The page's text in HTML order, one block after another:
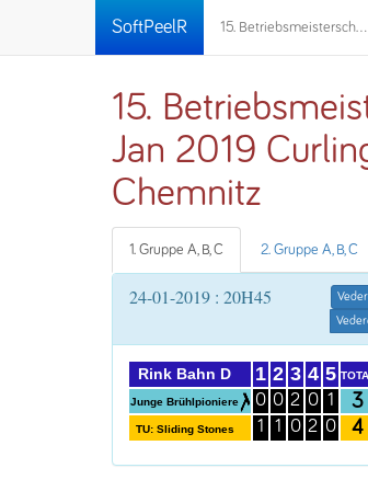
SoftPeelR 15. Betriebsmeistersch...
15.
Jan 2019
Chemnitz
1. Gruppe A, B, C 2. Gruppe A, B, C
24-01-2019 : 20H45
Rink Bahn D
Junge Brühlpioniere
TU: Sliding Stones
1
0
1
2
0
1
3
2
0
4
0
2
5
1
0
3
4